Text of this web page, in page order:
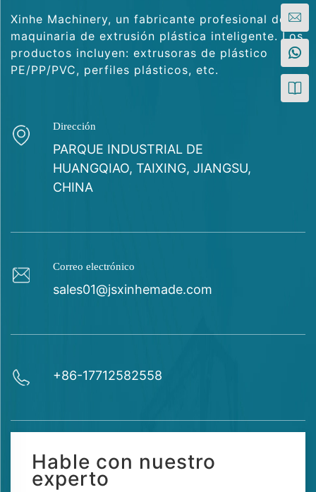
Xinhe Machinery, un fabricante profesional de
maquinaria de extrusión plástica inteligente. Los
productos incluyen: extrusoras de plástico
PE/PP/PVC, perfiles plásticos, etc.
Dirección
PARQUE INDUSTRIAL DE
HUANGQIAO, TAIXING, JIANGSU,
CHINA
Correo electrónico
sales01@jsxinhemade.com
+86-17712582558
Hable con nuestro
experto